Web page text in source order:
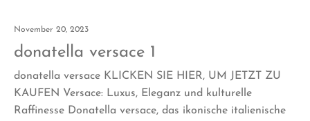
November 20, 2023
donatella versace 1
donatella versace KLICKEN SIE HIER, UM JETZT ZU
KAUFEN Versace: Luxus, Eleganz und kulturelle
Raffinesse Donatella versace, das ikonische italienische